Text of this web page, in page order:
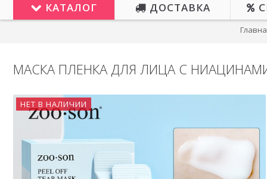
КАТАЛОГ ДОСТАВКА
МАСКА ПЛЕНКА ДЛЯ ЛИЦА С
НЕТ В НАЛИЧИИ